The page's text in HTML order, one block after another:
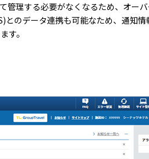
管理する必要がなくなるため、オー
とのデータ連携も可能なため、通知情
す。